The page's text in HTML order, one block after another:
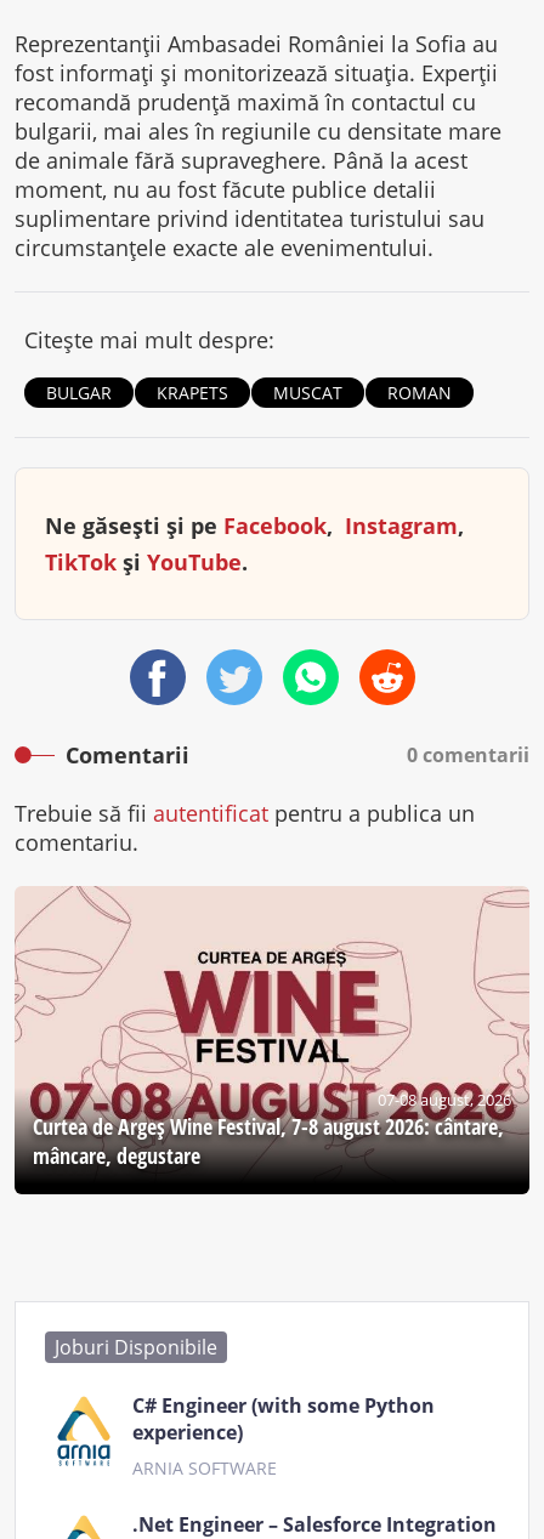
Reprezentanții Ambasadei României la Sofia au
fost informați și monitorizează situația. Experții
recomandă prudență maximă în contactul cu
bulgarii, mai ales în regiunile cu densitate mare
de animale fără supraveghere. Până la acest
moment, nu au fost făcute publice detalii
suplimentare privind identitatea turistului sau
circumstanțele exacte ale evenimentului.
Citește mai mult despre:
BULGAR KRAPETS MUSCAT ROMAN
Ne găsești și pe Facebook, Instagram,
TikTok și YouTube.
Comentarii 0 comentarii
Trebuie să fii autentificat pentru a publica un
comentariu.
07-08 august, 2026
Curtea de Argeş Wine Festival, 7-8 august 2026: cântare,
mâncare, degustare
Joburi Disponibile
C# Engineer (with some Python
experience)
ARNIA SOFTWARE
.Net Engineer – Salesforce Integration